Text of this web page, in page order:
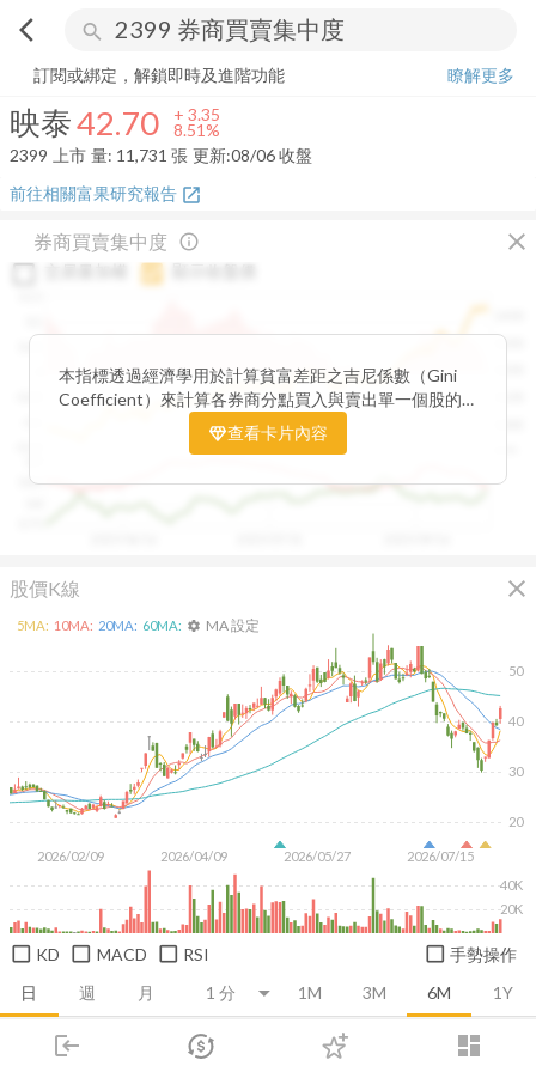
arrow_back_ios search
login dashboard
市場 登入
映泰 42.70+ 8.51%
訂閱或綁定，解鎖即時及進階功能
瞭解更多
映泰42.70 + 3.35
8.51%
2399
上市 量: 11,731 張 更新:08/06 收盤
前往相關富果研究報告 open_in_new
券商買賣集中度 close
info_outline
1300
0.85
本指標透過經濟學用於計算貧富差距之吉尼係數（Gini
Coefficient）來計算各券商分點買入與賣出單一個股的
集中程度。可做為籌碼面分析的一個重要參考。
查看卡片內容
股價K線 close
日 週 月 1M 3M 6M 1Y
2026/02/09 2026/04/09 2026/05/27 2026/07/15
20
30
40
50
20K
40K
5MA: 10MA: 20MA: 60MA: settings MA 設定
KD MACD RSI 手勢操作
推薦卡片 技術面 消息面 財務報